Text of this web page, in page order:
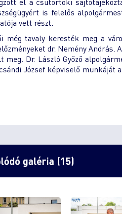
is felelős
vett részt.
tavaly keresték meg a
dr. Nemény András.
Dr. László Győző
József képviselő munkáját
galéria (15)